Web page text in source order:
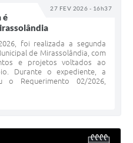
27 FEV 2026 - 16h37
é
foi realizada a segunda
de Mirassolândia, com
e projetos voltados ao
Durante o expediente, a
o Requerimento 02/2026,